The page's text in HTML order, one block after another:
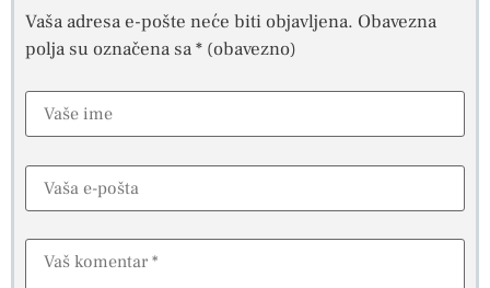
Vaša adresa e-pošte neće biti objavljena. Obavezna
polja su označena sa* (obavezno)